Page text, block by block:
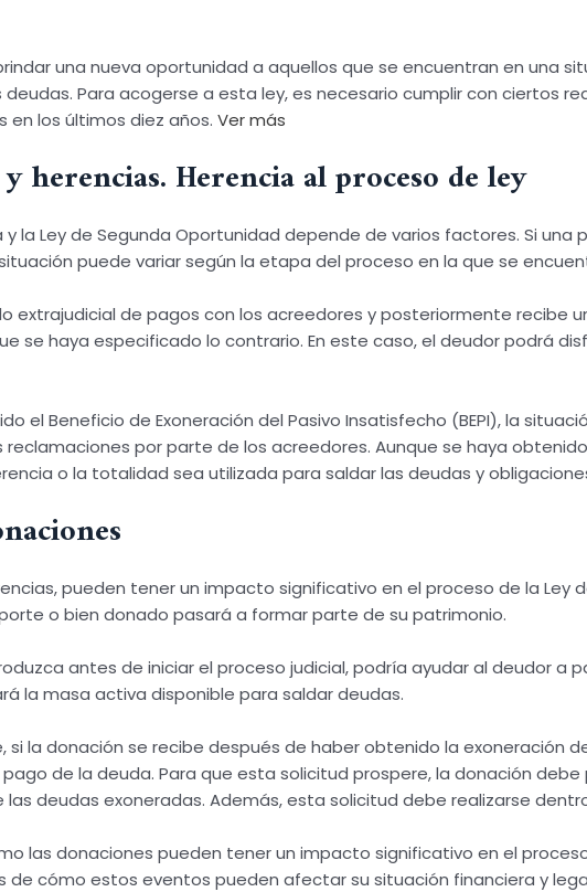
una nueva oportunidad a aquellos que se encuentran en una
Para acogerse a esta ley, es necesario cumplir con ciertos
los últimos diez años. Ver más
herencias. Herencia al proceso de ley
la Ley de Segunda Oportunidad depende de varios factores. Si
puede variar según la etapa del proceso en la que se
extrajudicial de pagos con los acreedores y posteriormente recibe
se haya especificado lo contrario. En este caso, el deudor podrá
el Beneficio de Exoneración del Pasivo Insatisfecho (BEPI), la
reclamaciones por parte de los acreedores. Aunque se haya
o la totalidad sea utilizada para saldar las deudas y
pueden tener un impacto significativo en el proceso de la Ley
o bien donado pasará a formar parte de su patrimonio.
antes de iniciar el proceso judicial, podría ayudar al deudor a
la masa activa disponible para saldar deudas.
la donación se recibe después de haber obtenido la exoneración
de la deuda. Para que esta solicitud prospere, la donación
deudas exoneradas. Además, esta solicitud debe realizarse
las donaciones pueden tener un impacto significativo en el
de cómo estos eventos pueden afectar su situación financiera y